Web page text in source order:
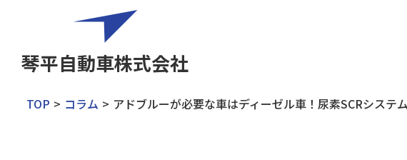
琴平自動車株式会社
TOP コラム アドブルーが必要な車はディーゼル車！尿素SCRシステ